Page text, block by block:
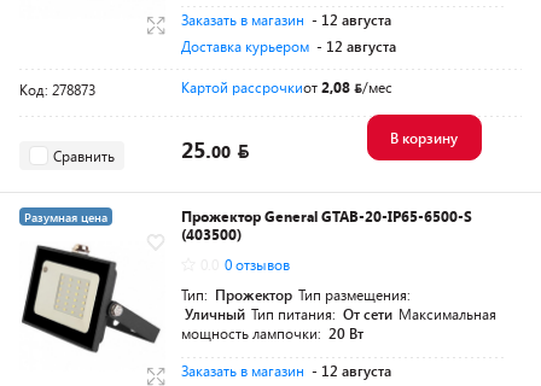
Заказать в магазин - 12 августа
Доставка курьером - 12 августа
Код: 278873 Картой рассрочкиот2,08 /мес
Сравнить 25.00
В корзину
Разумная цена
Прожектор General GTAB-20-IP65-6500-S
(403500)
0 отзывов
Тип: Прожектор Тип размещения:
Уличный Тип питания: От сети Максимальная
мощность лампочки: 20 Вт
Заказать в магазин - 12 августа